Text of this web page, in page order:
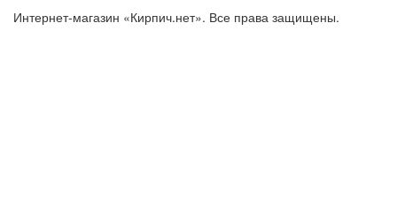
Интернет-магазин «Кирпич.нет». Все права защищены.